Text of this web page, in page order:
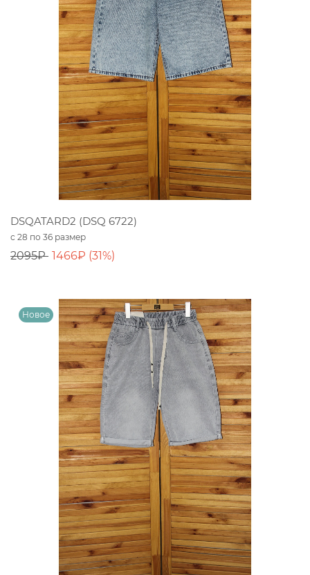
DSQATARD2 (DSQ 6722)
с 28 по 36 размер
2095₽ 1466₽ (31%)